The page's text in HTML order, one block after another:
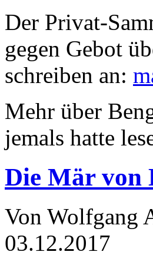
Der Privat-
gegen Gebot
schreiben an:
Mehr über
jemals hatte
Die Mär von
Von Wolfgang
03.12.2017